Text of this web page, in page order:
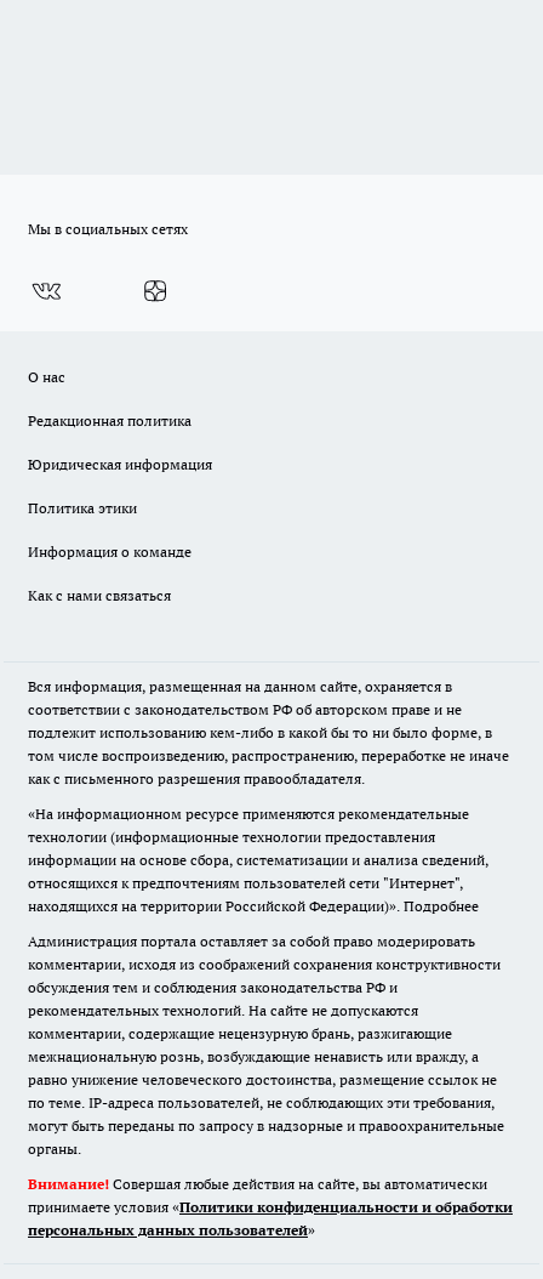
Мы в социальных сетях
О нас
Редакционная политика
Юридическая информация
Политика этики
Информация о команде
Как с нами связаться
Вся информация, размещенная на данном сайте, охраняется в
соответствии с законодательством РФ об авторском праве и не
подлежит использованию кем-либо в какой бы то ни было форме, в
том числе воспроизведению, распространению, переработке не иначе
как с письменного разрешения правообладателя.
«На информационном ресурсе применяются рекомендательные
технологии (информационные технологии предоставления
информации на основе сбора, систематизации и анализа сведений,
относящихся к предпочтениям пользователей сети "Интернет",
находящихся на территории Российской Федерации)». Подробнее
Администрация портала оставляет за собой право модерировать
комментарии, исходя из соображений сохранения конструктивности
обсуждения тем и соблюдения законодательства РФ и
рекомендательных технологий. На сайте не допускаются
комментарии, содержащие нецензурную брань, разжигающие
межнациональную рознь, возбуждающие ненависть или вражду, а
равно унижение человеческого достоинства, размещение ссылок не
по теме. IP-адреса пользователей, не соблюдающих эти требования,
могут быть переданы по запросу в надзорные и правоохранительные
органы.
Внимание! Совершая любые действия на сайте, вы автоматически
принимаете условия «Политики конфиденциальности и обработки
персональных данных пользователей»